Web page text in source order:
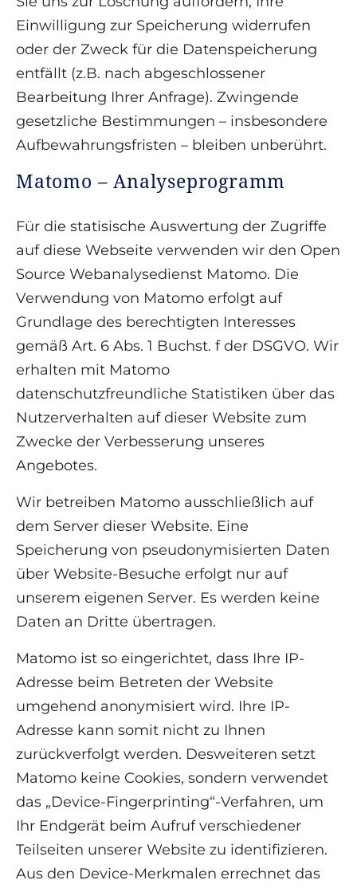
Einwilligung zur Speicherung widerrufen
oder der Zweck für die Datenspeicherung
entfällt (z.B. nach abgeschlossener
Bearbeitung Ihrer Anfrage). Zwingende
gesetzliche Bestimmungen – insbesondere
Aufbewahrungsfristen – bleiben unberührt.
Matomo – Analyseprogramm
Für die statisische Auswertung der Zugriffe
auf diese Webseite verwenden wir den Open
Source Webanalysedienst Matomo. Die
Verwendung von Matomo erfolgt auf
Grundlage des berechtigten Interesses
gemäß Art. 6 Abs. 1 Buchst. f der DSGVO. Wir
erhalten mit Matomo
datenschutzfreundliche Statistiken über das
Nutzerverhalten auf dieser Website zum
Zwecke der Verbesserung unseres
Angebotes.
Wir betreiben Matomo ausschließlich auf
dem Server dieser Website. Eine
Speicherung von pseudonymisierten Daten
über Website-Besuche erfolgt nur auf
unserem eigenen Server. Es werden keine
Daten an Dritte übertragen.
Matomo ist so eingerichtet, dass Ihre IP-
Adresse beim Betreten der Website
umgehend anonymisiert wird. Ihre IP-
Adresse kann somit nicht zu Ihnen
zurückverfolgt werden. Desweiteren setzt
Matomo keine Cookies, sondern verwendet
das „Device-Fingerprinting“-Verfahren, um
Ihr Endgerät beim Aufruf verschiedener
Teilseiten unserer Website zu identifizieren.
Aus den Device-Merkmalen errechnet das